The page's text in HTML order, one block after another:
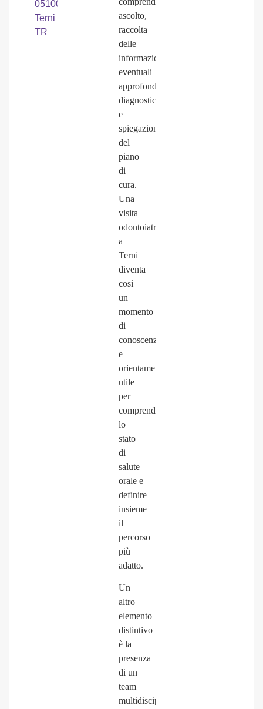
05100
Terni
TR
ascolto,
raccolta
delle
informazioni,
eventuali
approfondimenti
diagnostici
e
spiegazione
del
piano
di
cura.
Una
visita
odontoiatrica
a
Terni
diventa
così
un
momento
di
conoscenza
e
orientamento,
utile
per
comprendere
lo
stato
di
salute
orale e
definire
insieme
il
percorso
più
adatto.
Un
altro
elemento
distintivo
è la
presenza
di un
team
multidisciplinare